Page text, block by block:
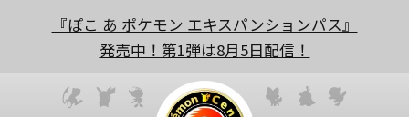
『ぽこ あ ポケモン エキスパンションパス』
発売中！第1弾は8月5日配信！